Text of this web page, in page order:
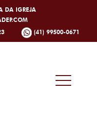
DA IGREJA
(41) 99500-0671